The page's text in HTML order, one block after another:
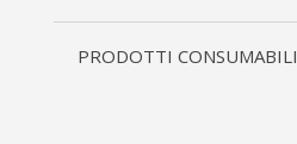
PRODOTTI CONSUMABILI